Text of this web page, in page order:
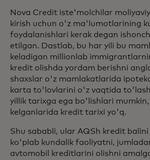
Nova Credit iste'molchilar
kirish uchun o'z ma'lumotlarining
foydalanishlari kerak degan
etilgan. Dastlab, bu har yili bu
keladigan millionlab
kredit olishda yordam berishni
shaxslar o'z mamlakatlarida
karta to'lovlarini o'z vaqtida
yillik tarixga ega bo'lishlari
kelganlarida kredit tarixi yo'q.
Shu sababli, ular AQSh kredit
ko'plab kundalik faoliyatni,
avtomobil kreditlarini olishni